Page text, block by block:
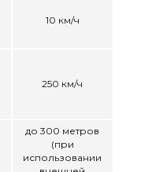
10 км/ч
250 км/ч
до 300 метров
(при
использовании